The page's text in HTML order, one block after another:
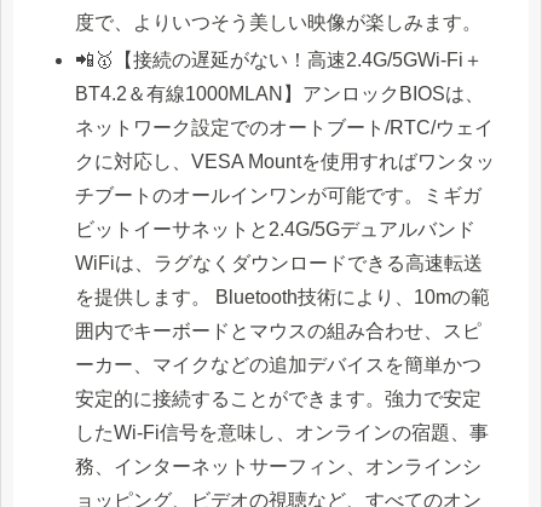
度で、よりいつそう美しい映像が楽しみます。
📲🥇【接続の遅延がない！高速2.4G/5GWi-Fi＋
BT4.2＆有線1000MLAN】アンロックBIOSは、
ネットワーク設定でのオートブート/RTC/ウェイ
クに対応し、VESA Mountを使用すればワンタッ
チブートのオールインワンが可能です。ミギガ
ビットイーサネットと2.4G/5Gデュアルバンド
WiFiは、ラグなくダウンロードできる高速転送
を提供します。 Bluetooth技術により、10mの範
囲内でキーボードとマウスの組み合わせ、スピ
ーカー、マイクなどの追加デバイスを簡単かつ
安定的に接続することができます。強力で安定
したWi-Fi信号を意味し、オンラインの宿題、事
務、インターネットサーフィン、オンラインシ
ョッピング、ビデオの視聴など、すべてのオン